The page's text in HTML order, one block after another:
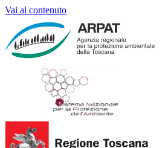
Vai al contenuto